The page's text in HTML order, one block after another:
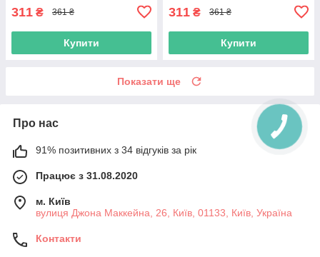
311 ₴ 361 ₴
Купити
311 ₴ 361 ₴
Купити
Показати ще
Про нас
91% позитивних з 34 відгуків за рік
Працює з 31.08.2020
м. Київ
вулиця Джона Маккейна, 26, Київ, 01133, Київ, Україна
Контакти